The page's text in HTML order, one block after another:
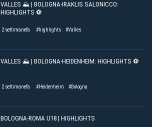
VALLES ⛰️ | BOLOGNA-IRAKLIS SALONICCO:
HIGHLIGHTS ⚽️
2 settimanefa #highlights #Valles
VALLES ⛰️ | BOLOGNA-HEIDENHEIM: HIGHLIGHTS ⚽️
2 settimanefa #Heidenheim #Bologna
BOLOGNA-ROMA U18 | HIGHLIGHTS